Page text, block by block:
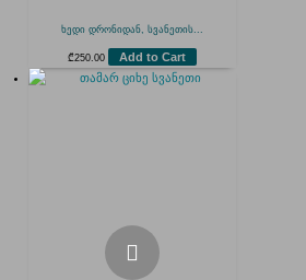
ხედი დრონიდან, სვანეთის...
₾250.00 Add to Cart